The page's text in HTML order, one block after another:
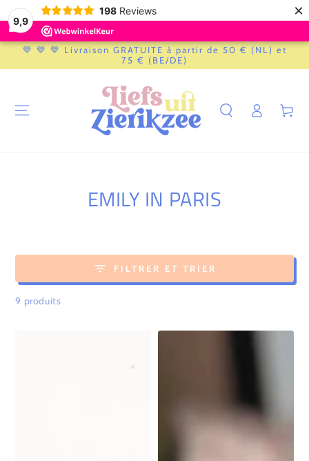
9,9
198 Reviews ×
IGNORER LE
💙 💙 💙 Livraison GRATUITE à partir de 50 € (NL) et
75 € (BE/DE)
Connexion Panier
COLLECTION:
EMILY IN PARIS
FILTRER ET TRIER
9 produits